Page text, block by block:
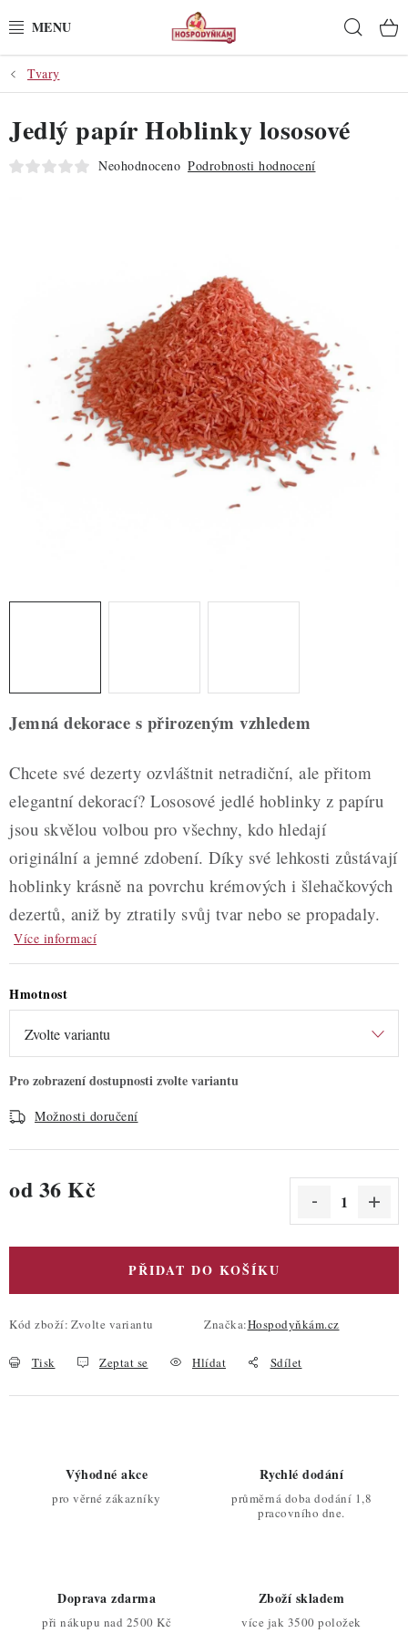
na
POTŘEBY
POMŮCKY
SUROVINY
POCHUTINY
ZDRAVÉ PEČENÍ
DÁRKOVÉ POUKAZY
NOVÉ ZBOŽÍ
Nepřevzetí zásilky na dobírku
Obchodní podmínky
Hodnocení obchodu
Blog
Moje objednávka
Tvary
Jemná dekorace s přirozeným vzhledem
Chcete své dezerty ozvláštnit netradiční, ale přitom
elegantní dekorací? Lososové jedlé hoblinky z papíru
jsou skvělou volbou pro všechny, kdo hledají
originální a jemné zdobení. Díky své lehkosti zůstávají
hoblinky krásně na povrchu krémových i šlehačkových
dezertů, aniž by ztratily svůj tvar nebo se propadaly.
Více informací
Hmotnost
Možnosti doručení
od 36 Kč
PŘIDAT DO KOŠÍKU
Kód zboží: Zvolte variantu Značka:Hospodyňkám.cz
Tisk Zeptat se Hlídat Sdílet
Jedlý papír Hoblinky lososové
Neohodnoceno Podrobnosti hodnocení
Výhodné akce
pro věrné zákazníky
Rychlé dodání
průměrná doba dodání 1,8
pracovního dne.
Doprava zdarma
při nákupu nad 2500 Kč
Zboží skladem
více jak 3500 položek